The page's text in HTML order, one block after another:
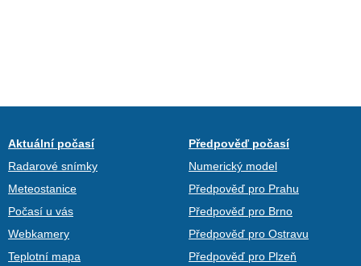
Aktuální počasí
Radarové snímky
Meteostanice
Počasí u vás
Webkamery
Teplotní mapa
Předpověď počasí
Numerický model
Předpověď pro Prahu
Předpověď pro Brno
Předpověď pro Ostravu
Předpověď pro Plzeň